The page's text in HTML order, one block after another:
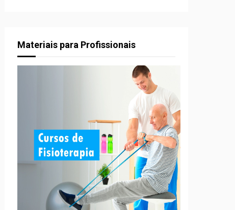
Materiais para Profissionais